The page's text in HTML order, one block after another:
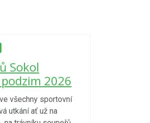
Sokol
2026
všechny sportovní
utkání ať už na